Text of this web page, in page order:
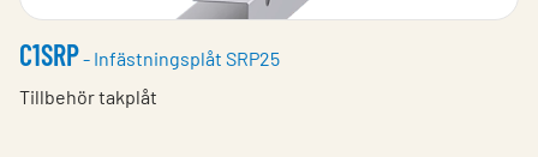
C1SRP- Infästningsplåt SRP25
Tillbehör takplåt